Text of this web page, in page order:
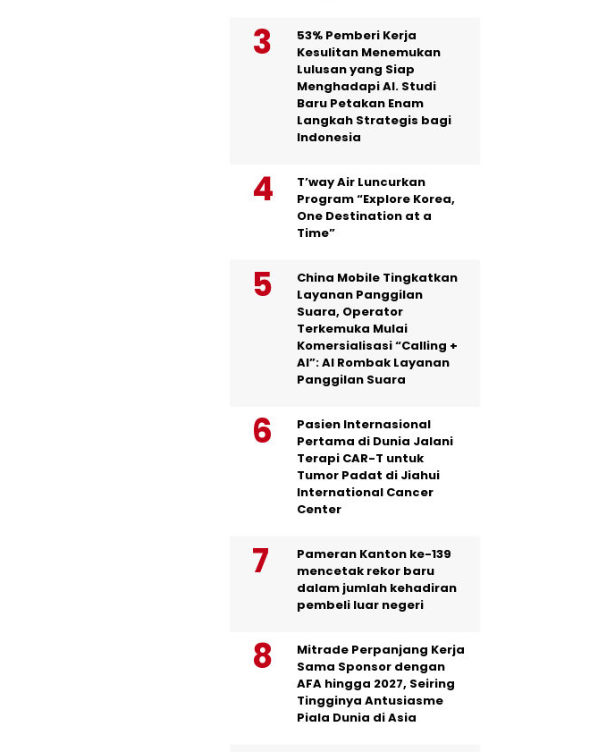
53% Pemberi Kerja
Kesulitan Menemukan
Lulusan yang Siap
Menghadapi AI. Studi
Baru Petakan Enam
Langkah Strategis bagi
Indonesia
T’way Air Luncurkan
Program “Explore Korea,
One Destination at a
Time”
China Mobile Tingkatkan
Layanan Panggilan
Suara, Operator
Terkemuka Mulai
Komersialisasi “Calling +
AI”: AI Rombak Layanan
Panggilan Suara
Pasien Internasional
Pertama di Dunia Jalani
Terapi CAR-T untuk
Tumor Padat di Jiahui
International Cancer
Center
Pameran Kanton ke-139
mencetak rekor baru
dalam jumlah kehadiran
pembeli luar negeri
Mitrade Perpanjang Kerja
Sama Sponsor dengan
AFA hingga 2027, Seiring
Tingginya Antusiasme
Piala Dunia di Asia